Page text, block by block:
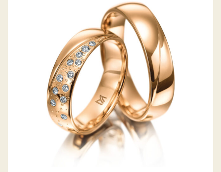
MEISTER TRAURINGE SYMBOLICS